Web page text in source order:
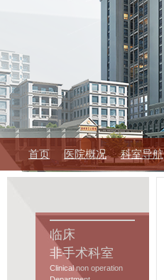
首页 医院概况 科室导航
临床
非手术科室
Clinical non operation